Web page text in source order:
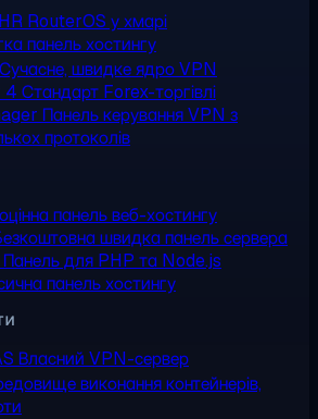
RouterOS у хмарі
панель хостингу
Сучасне, швидке ядро VPN
4 Стандарт Forex-торгівлі
Панель керування VPN з
протоколів
панель веб-хостингу
швидка панель сервера
Панель для PHP та Node.js
панель хостингу
Власний VPN-сервер
виконання контейнерів,